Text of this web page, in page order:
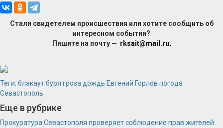
Стали свидетелем происшествия или хотите сообщить об
интересном событии?
Пишите на почту — rksait@mail.ru.
Теги: блэкаутбуря гроза дождь Евгений Горлов погода
Севастополь
Еще в рубрике
Прокуратура Севастополя проверяет соблюдение прав жителей